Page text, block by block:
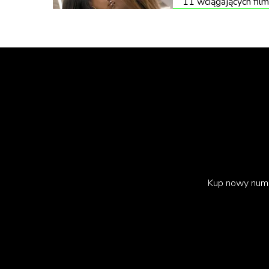
imperium: Antoine czy Delphine.
Kup nowy